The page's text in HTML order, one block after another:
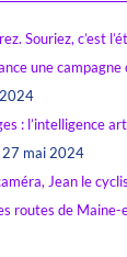
Souriez, c’est
une
: l’intelligence
27 mai 2024
Jean le
routes de Maine-